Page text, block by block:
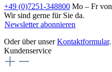
+49 (0)7251-348800 Mo – Fr
Wir sind gerne für Sie da.
Newsletter abonnieren
Oder über unserKontaktformular.
Kundenservice